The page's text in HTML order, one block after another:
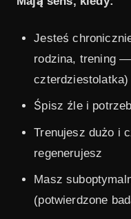
Jesteś
rodzina, trening —
czterdziestolatka)
Śpisz źle i
Trenujesz dużo i
regenerujesz
Masz
(potwierdzone